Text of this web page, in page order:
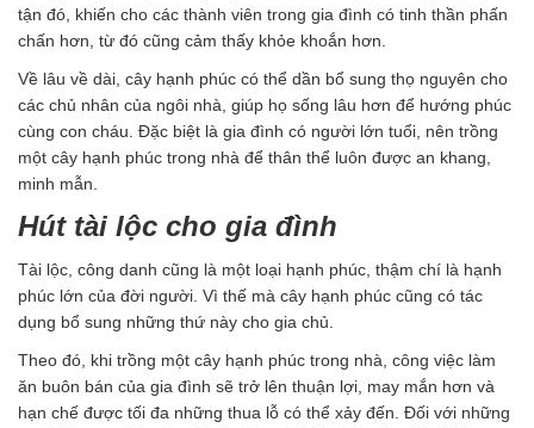
tận đó, khiến cho các thành viên trong gia đình có tinh thần phấn
chấn hơn, từ đó cũng cảm thấy khỏe khoắn hơn.
Về lâu về dài, cây hạnh phúc có thể dần bổ sung thọ nguyên cho
các chủ nhân của ngôi nhà, giúp họ sống lâu hơn để hướng phúc
cùng con cháu. Đặc biệt là gia đình có người lớn tuổi, nên trồng
một cây hạnh phúc trong nhà để thân thể luôn được an khang,
minh mẫn.
Hút tài lộc cho gia đình
Tài lộc, công danh cũng là một loại hạnh phúc, thậm chí là hạnh
phúc lớn của đời người. Vì thế mà cây hạnh phúc cũng có tác
dụng bổ sung những thứ này cho gia chủ.
Theo đó, khi trồng một cây hạnh phúc trong nhà, công việc làm
ăn buôn bán của gia đình sẽ trở lên thuận lợi, may mắn hơn và
hạn chế được tối đa những thua lỗ có thể xảy đến. Đối với những